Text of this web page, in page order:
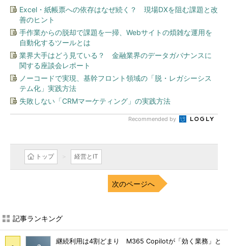
Excel・紙帳票への依存はなぜ続く？ 現場DXを阻む課題と改
善のヒント
手作業からの脱却で課題を一掃、Webサイトの煩雑な運用を
自動化するツールとは
業界大手はどう見ている？ 金融業界のデータガバナンスに
関する座談会レポート
ノーコードで実現、基幹フロント領域の「脱・レガシーシス
テム化」実践方法
失敗しない「CRMマーケティング」の実践方法
Recommended by
トップ 経営とIT
次のページへ
記事ランキング
継続利用は4割どまり M365 Copilotが「効く業務」と